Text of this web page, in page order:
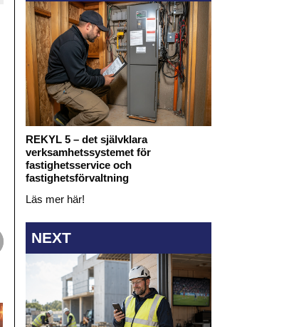
REKYL 5 – det självklara
verksamhetssystemet för
fastighetsservice och
fastighetsförvaltning
Läs mer här!
NEXT